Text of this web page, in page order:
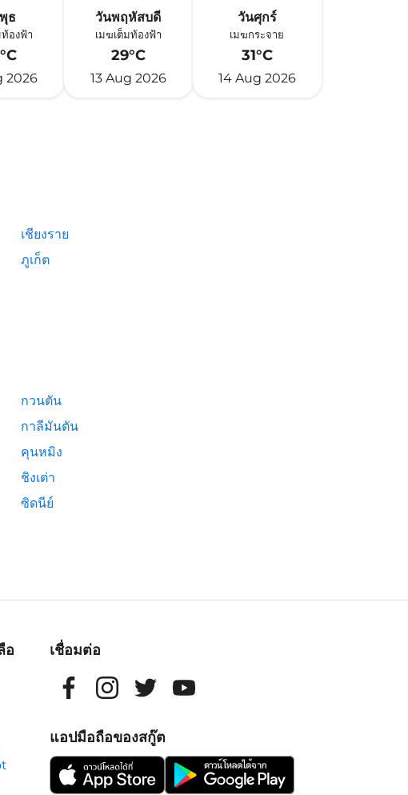
ธ
ท้องฟ้า
2026
วันพฤหัสบดี
เมฆเต็มท้องฟ้า
29°C
13 Aug 2026
วันศุกร์
เมฆกระจาย
31°C
14 Aug 2026
เชียงราย
ภูเก็ต
กวนตัน
กาลีมันตัน
คุนหมิง
ชิงเต่า
ซิดนีย์
อ
เชื่อมต่อ
แอปมือถือของสกู๊ต